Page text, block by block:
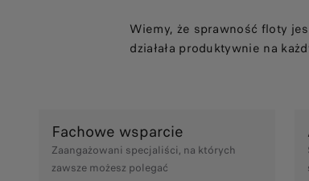
Wiemy, że sprawność floty
działała produktywnie na
Fachowe wsparcie
Zaangażowani specjaliści, na których
zawsze możesz polegać